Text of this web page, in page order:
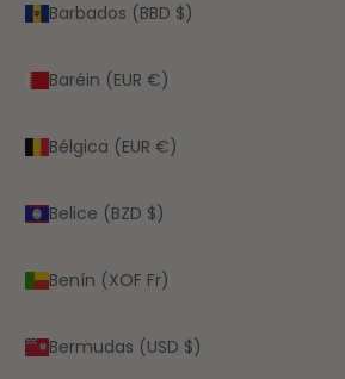
Barbados (BBD $)
Baréin (EUR €)
Bélgica (EUR €)
Belice (BZD $)
Benín (XOF Fr)
Bermudas (USD $)